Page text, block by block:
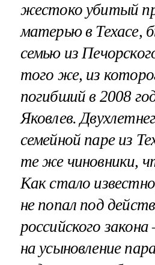
жестоко убитый
матерью в Техасе,
семью из
того же, из
погибший в 2008
Яковлев.
семейной паре из
те же чиновники,
Как стало
не попал под
российского
на усыновление